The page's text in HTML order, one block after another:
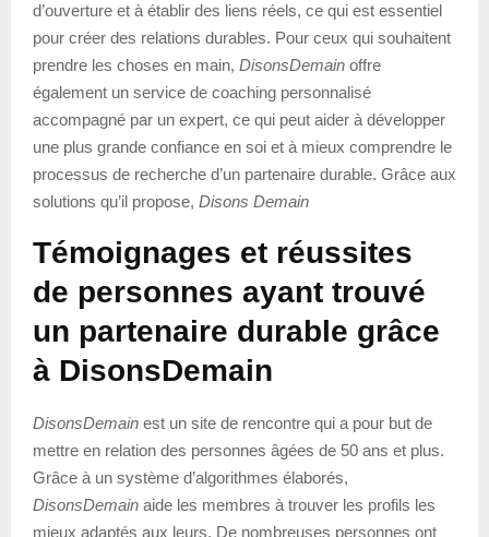
d’ouverture et à établir des liens réels, ce qui est essentiel
pour créer des relations durables. Pour ceux qui souhaitent
prendre les choses en main, DisonsDemain offre
également un service de coaching personnalisé
accompagné par un expert, ce qui peut aider à développer
une plus grande confiance en soi et à mieux comprendre le
processus de recherche d’un partenaire durable. Grâce aux
solutions qu’il propose, Disons Demain
Témoignages et réussites
de personnes ayant trouvé
un partenaire durable grâce
à DisonsDemain
DisonsDemain est un site de rencontre qui a pour but de
mettre en relation des personnes âgées de 50 ans et plus.
Grâce à un système d’algorithmes élaborés,
DisonsDemain aide les membres à trouver les profils les
mieux adaptés aux leurs. De nombreuses personnes ont